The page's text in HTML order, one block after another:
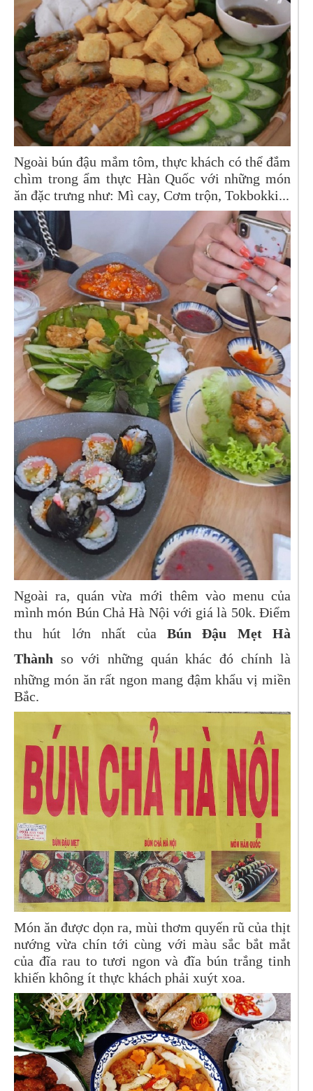
Ngoài bún đậu mắm tôm, thực khách có thể đắm
chìm trong ẩm thực Hàn Quốc với những món
ăn đặc trưng như: Mì cay, Cơm trộn, Tokbokki...
Ngoài ra, quán vừa mới thêm vào menu của
mình món Bún Chả Hà Nội với giá là 50k. Điểm
thu hút lớn nhất của Bún Đậu Mẹt Hà
Thành so với những quán khác đó chính là
những món ăn rất ngon mang đậm khẩu vị miền
Bắc.
Món ăn được dọn ra, mùi thơm quyến rũ của thịt
nướng vừa chín tới cùng với màu sắc bắt mắt
của đĩa rau to tươi ngon và đĩa bún trắng tinh
khiến không ít thực khách phải xuýt xoa.